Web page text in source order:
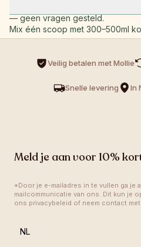
— geen vragen gesteld.
Mix één scoop met 300–500ml
workout. Consistentie is de
gebruik je het elke dag.
Veilig betalen met Mollie
Snelle levering In
Meld je aan voor 10%
*Door je e-mailadres in te vullen ga je
mailcommunicatie van ons. Dit kun je
ons privacybeleid of neem contact
NL